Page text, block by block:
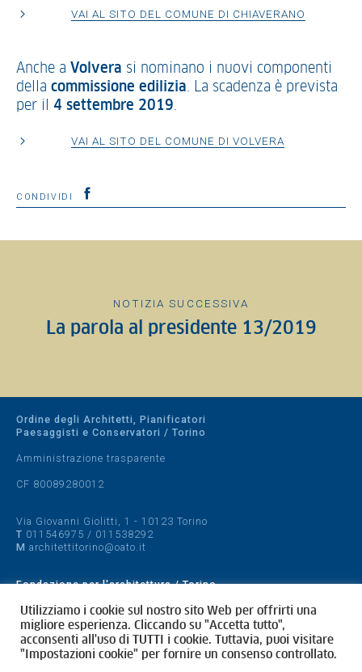
VAI AL SITO DEL COMUNE DI CHIAVERANO
Anche a Volvera si nominano i nuovi componenti
della commissione edilizia. La scadenza è prevista
per il 4 settembre 2019.
VAI AL SITO DEL COMUNE DI VOLVERA
CONDIVIDI
NOTIZIA SUCCESSIVA
La parola al presidente 13/2019
Ordine degli Architetti, Pianificatori
Paesaggisti e Conservatori / Torino
Amministrazione trasparente
CF 80089280012
Via Giovanni Giolitti, 1 - 10123 Torino
T 011546975 / 011538292
M architettitorino@oato.it
Fondazione per l'architettura / Torino
Designed by quattrolinee.it
Cookie Policy
Privacy Policy
Utilizziamo i cookie sul nostro sito Web per offrirti una
migliore esperienza. Cliccando su "Accetta tutto",
acconsenti all'uso di TUTTI i cookie. Tuttavia, puoi visitare
"Impostazioni cookie" per fornire un consenso controllato.